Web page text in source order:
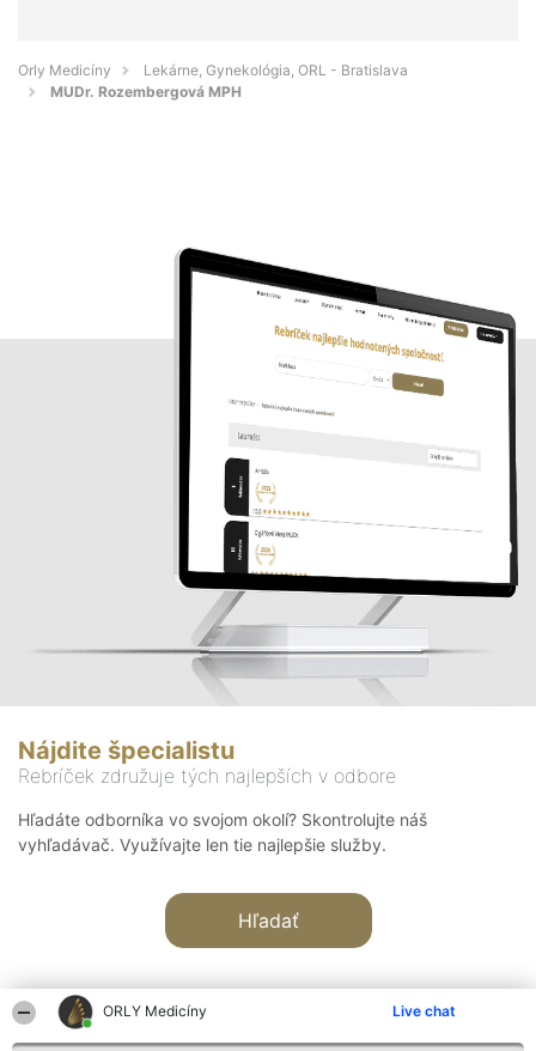
ORLY Medicíny Live chat
Orly Medicíny
Lekárne, Gynekológia, ORL - Bratislava
MUDr. Rozembergová MPH
Nájdite špecialistu
Rebríček združuje tých najlepších v odbore
Hľadáte odborníka vo svojom okolí? Skontrolujte náš
vyhľadávač. Využívajte len tie najlepšie služby.
Hľadať